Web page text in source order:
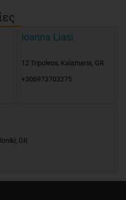
Ioanna Liasi
12 Tripoleos, Kalamaria, GR
+306973703275
, GR